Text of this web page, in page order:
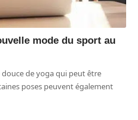
mode du sport au
de yoga qui peut être
poses peuvent également